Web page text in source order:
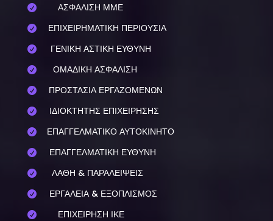
 ΑΣΦΑΛΙΣΗ ΜΜΕ
 ΕΠΙΧΕΙΡΗΜΑΤΙΚΗ ΠΕΡΙΟΥΣΙΑ
 ΓΕΝΙΚΗ ΑΣΤΙΚΗ ΕΥΘΥΝΗ
 ΟΜΑΔΙΚΗ ΑΣΦΑΛΙΣΗ
 ΠΡΟΣΤΑΣΙΑ ΕΡΓΑΖΟΜΕΝΩΝ
 ΙΔΙΟΚΤΗΤΗΣ ΕΠΙΧΕΙΡΗΣΗΣ
 ΕΠΑΓΓΕΛΜΑΤΙΚΟ ΑΥΤΟΚΙΝΗΤΟ
 ΕΠΑΓΓΕΛΜΑΤΙΚΗ ΕΥΘΥΝΗ
 ΛΑΘΗ & ΠΑΡΑΛΕΙΨΕΙΣ
 ΕΡΓΑΛΕΙΑ & ΕΞΟΠΛΙΣΜΟΣ
 ΕΠΙΧΕΙΡΗΣΗ ΙΚΕ